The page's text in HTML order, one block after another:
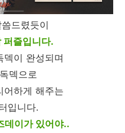
드렸듯이
퍼즐입니다.
덱이 완성되며
덱으로
어하게 해주는
입니다.
데이가 있어야..